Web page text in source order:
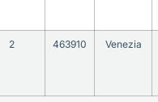
2 463910 Venezia